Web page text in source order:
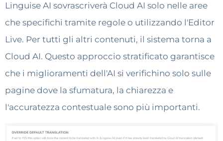
Linguise AI sovrascriverà Cloud AI solo nelle aree
che specifichi tramite regole o utilizzando l'Editor
Live. Per tutti gli altri contenuti, il sistema torna a
Cloud AI. Questo approccio stratificato garantisce
che i miglioramenti dell'AI si verifichino solo sulle
pagine dove la sfumatura, la chiarezza e
l'accuratezza contestuale sono più importanti.